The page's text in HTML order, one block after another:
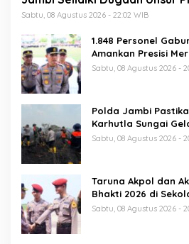
Sabtu, 08 Agustus 2026 - 22:02 WIB
1.848 Personel
Amankan Presisi
Sabtu, 08 Agustus 2026 -
Polda Jambi
Karhutla Sungai
Sabtu, 08 Agustus 2026 -
Taruna Akpol dan
Bhakti 2026 di
Kegiatan
Sabtu, 08 Agustus 2026 -